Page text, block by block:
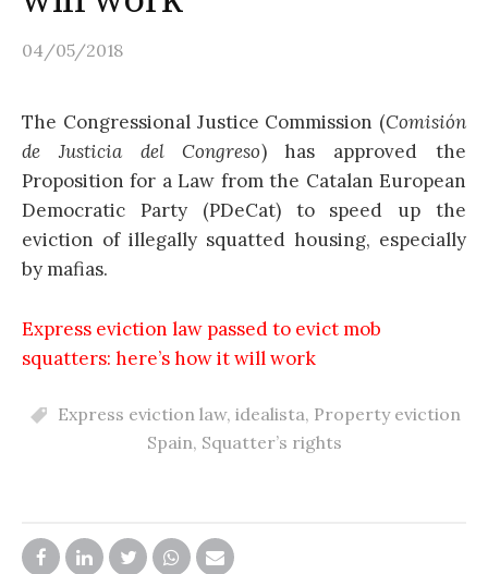
04/05/2018
The Congressional Justice Commission (Comisión
de Justicia del Congreso) has approved the
Proposition for a Law from the Catalan European
Democratic Party (PDeCat) to speed up the
eviction of illegally squatted housing, especially
by mafias.
Express eviction law passed to evict mob
squatters: here’s how it will work
Express eviction law, idealista, Property eviction
Spain, Squatter’s rights